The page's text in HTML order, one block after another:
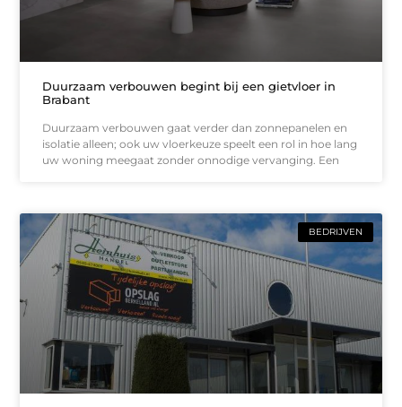
Duurzaam verbouwen begint bij een gietvloer in
Brabant
Duurzaam verbouwen gaat verder dan zonnepanelen en
isolatie alleen; ook uw vloerkeuze speelt een rol in hoe lang
uw woning meegaat zonder onnodige vervanging. Een
BEDRIJVEN